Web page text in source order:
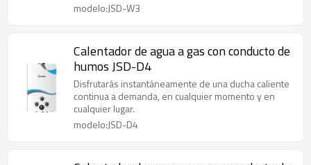
modelo:JSD-W3
Calentador de agua a gas con conducto de
humos JSD-D4
Disfrutarás instantáneamente de una ducha caliente
continua a demanda, en cualquier momento y en
cualquier lugar.
modelo:JSD-D4